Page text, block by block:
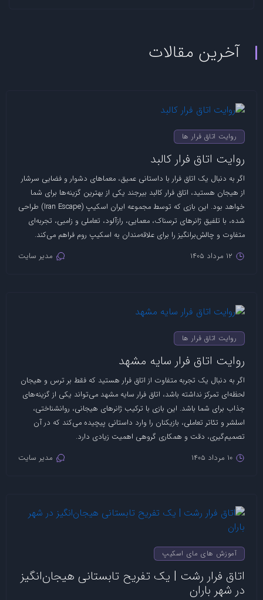
آخرین مقالات
روایت اتاق فرار ها
روایت اتاق فرار کالبد
اگر به دنبال یک اتاق فرار با داستانی عمیق، معماهای دشوار و فضایی سرشار
از هیجان هستید، اتاق فرار کالبد بیرجند یکی از بهترین گزینه‌ها برای شما
خواهد بود. این بازی که توسط مجموعه ایران اسکیپ (Iran Escape) طراحی
شده، با تلفیق ژانرهای ترسناک، معمایی، رازآلود، تعاملی و زامبی، تجربه‌ای
متفاوت و چالش‌برانگیز را برای علاقه‌مندان به اسکیپ روم فراهم می‌کند.
12 مرداد 1405 مدیر سایت
روایت اتاق فرار ها
روایت اتاق فرار سایه مشهد
اگر به دنبال یک تجربه متفاوت از اتاق فرار هستید که فقط بر ترس و هیجان
لحظه‌ای تمرکز نداشته باشد، اتاق فرار سایه مشهد می‌تواند یکی از گزینه‌های
جذاب برای شما باشد. این بازی با ترکیب ژانرهای هیجانی، روانشناختی،
اسلشر و تئاتر تعاملی، بازیکنان را وارد داستانی پیچیده می‌کند که در آن
تصمیم‌گیری، دقت و همکاری گروهی اهمیت زیادی دارد.
10 مرداد 1405 مدیر سایت
آموزش های مای اسکیپ
اتاق فرار رشت | یک تفریح تابستانی هیجان‌انگیز
در شهر باران